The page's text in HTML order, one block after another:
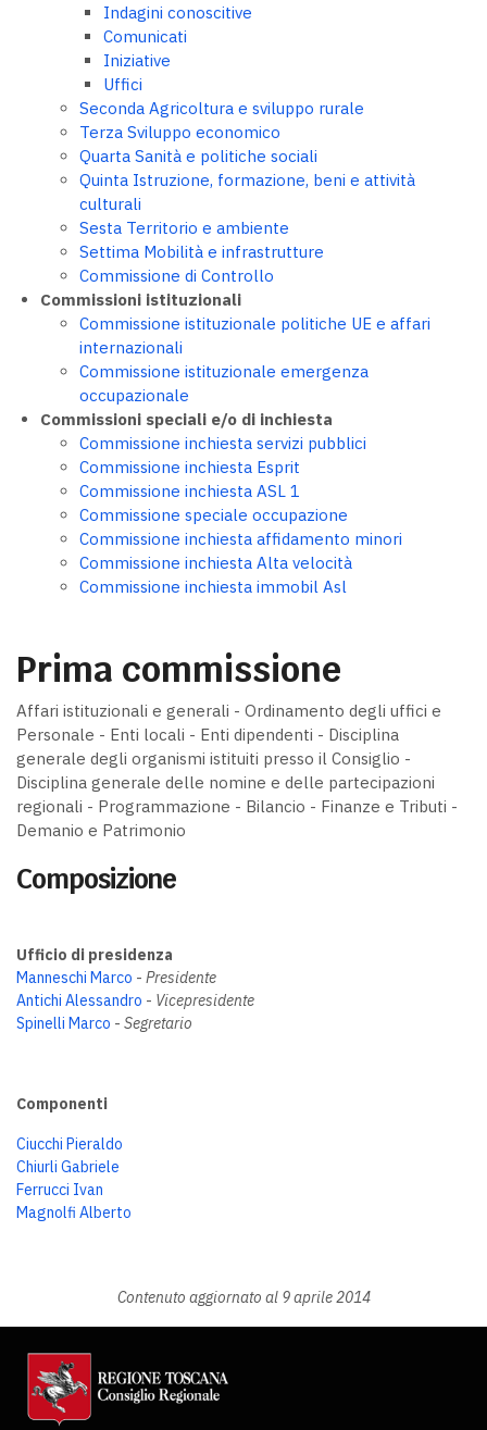
Indagini conoscitive
Comunicati
Iniziative
Uffici
Seconda Agricoltura e sviluppo rurale
Terza Sviluppo economico
Quarta Sanità e politiche sociali
Quinta Istruzione, formazione, beni e attività
culturali
Sesta Territorio e ambiente
Settima Mobilità e infrastrutture
Commissione di Controllo
Commissioni istituzionali
Commissione istituzionale politiche UE e affari
internazionali
Commissione istituzionale emergenza
occupazionale
Commissioni speciali e/o di inchiesta
Commissione inchiesta servizi pubblici
Commissione inchiesta Esprit
Commissione inchiesta ASL 1
Commissione speciale occupazione
Commissione inchiesta affidamento minori
Commissione inchiesta Alta velocità
Commissione inchiesta immobil Asl
Prima commissione
Affari istituzionali e generali - Ordinamento degli uffici e
Personale - Enti locali - Enti dipendenti - Disciplina
generale degli organismi istituiti presso il Consiglio -
Disciplina generale delle nomine e delle partecipazioni
regionali - Programmazione - Bilancio - Finanze e Tributi -
Demanio e Patrimonio
Composizione
Ufficio di presidenza
Manneschi Marco - Presidente
Antichi Alessandro - Vicepresidente
Spinelli Marco - Segretario
Componenti
Ciucchi Pieraldo
Chiurli Gabriele
Ferrucci Ivan
Magnolfi Alberto
Contenuto aggiornato al 9 aprile 2014